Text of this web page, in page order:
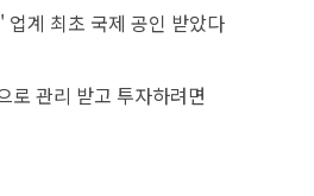
계 최초 국제 공인 받았다
로 관리 받고 투자하려면